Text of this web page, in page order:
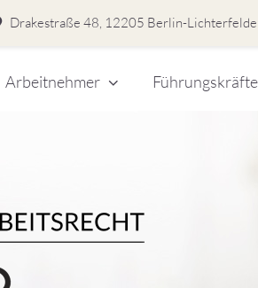
Drakestraße 48, 12205 Berlin-Lichterfelde
Arbeitnehmer Führungskräfte
Dr.
Reichert